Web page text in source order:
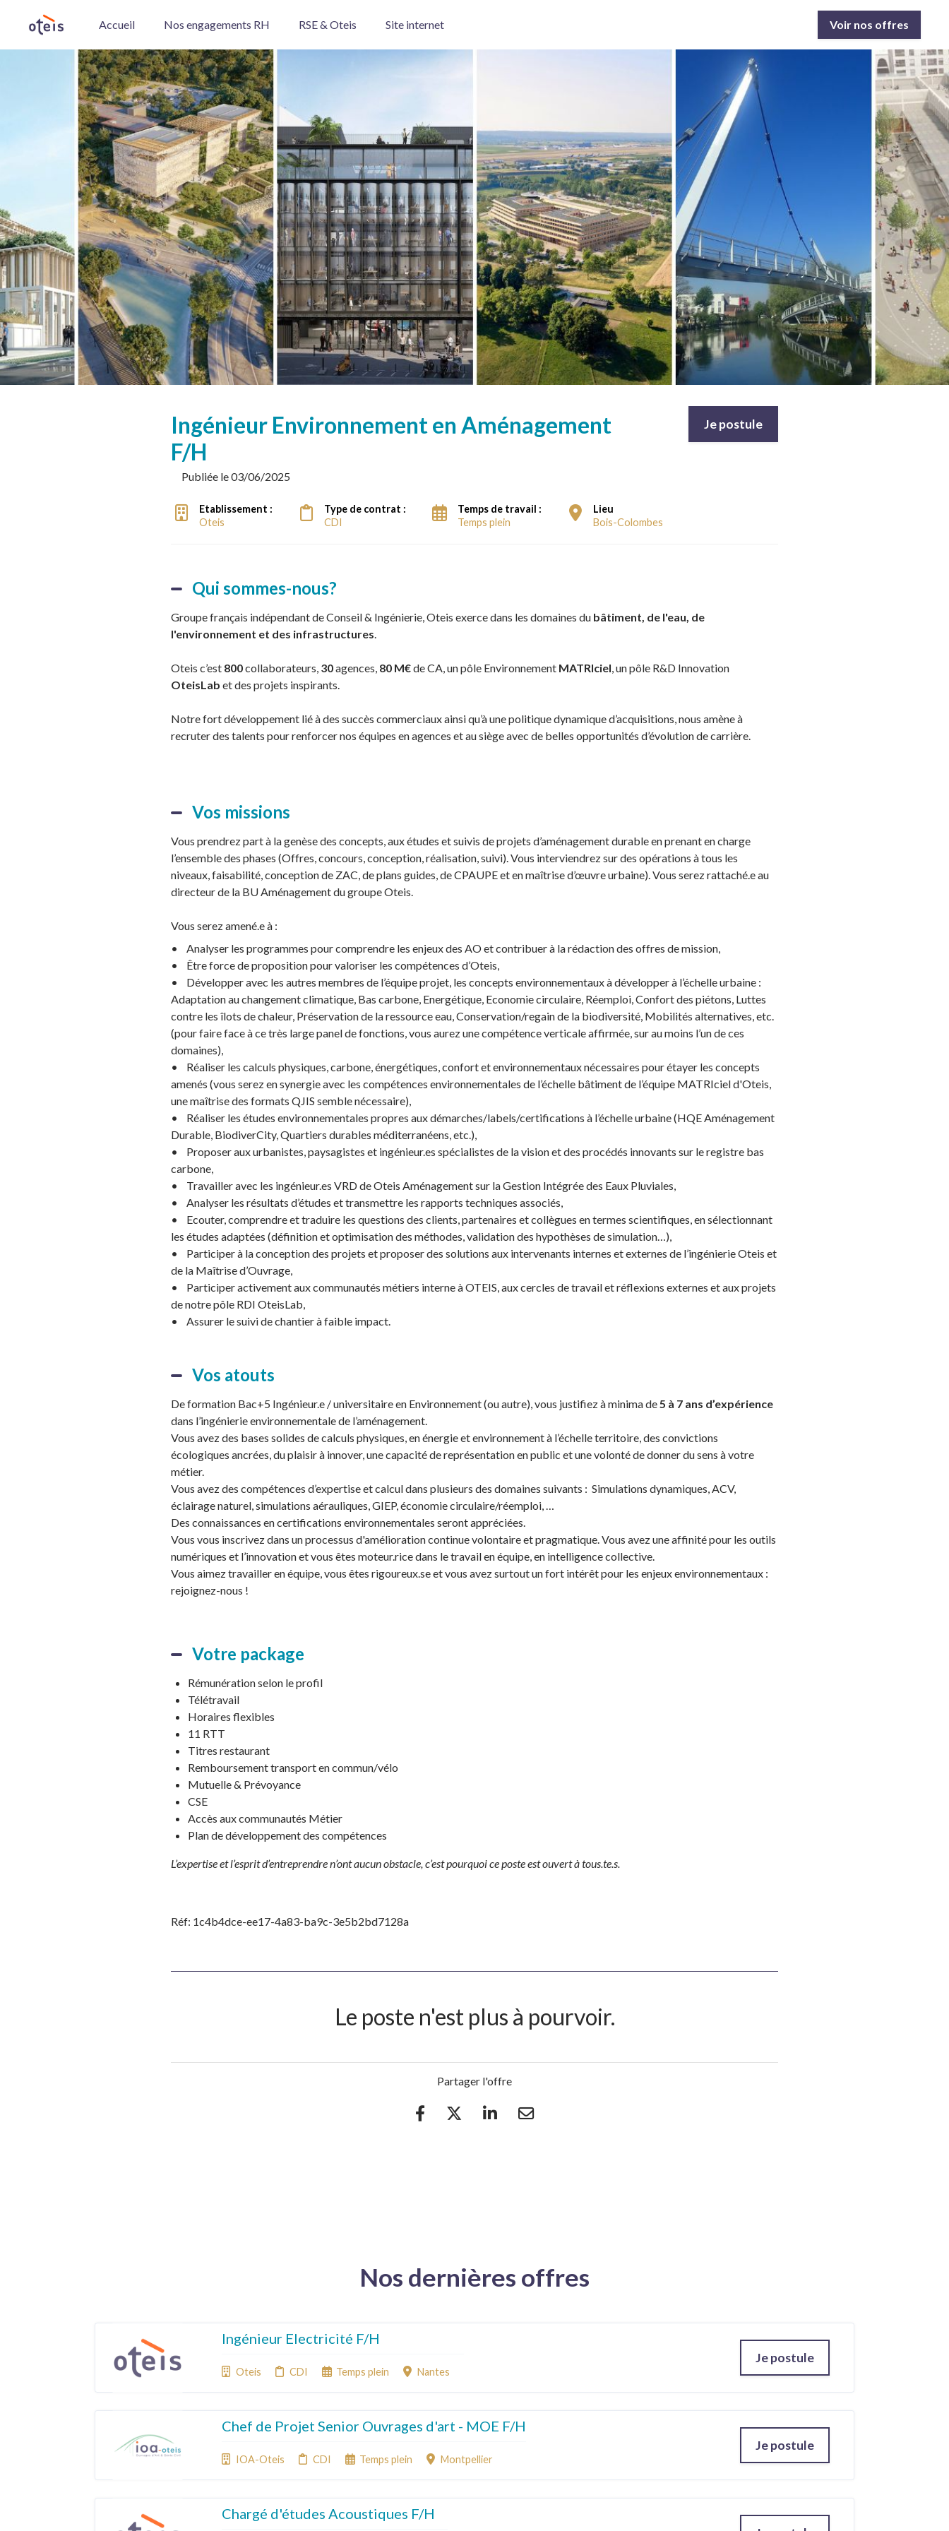
Accueil Nos engagements RH RSE & Oteis Site internet Voir nos offres
Ingénieur Environnement en Aménagement
F/H
Je postule
Publiée le 03/06/2025
Etablissement :
Oteis
Type de contrat :
CDI
Temps de travail :
Temps plein
Lieu
Bois-Colombes
Qui sommes-nous?
Groupe français indépendant de Conseil & Ingénierie, Oteis exerce dans les domaines du bâtiment, de l'eau, de
l'environnement et des infrastructures.
Oteis c’est 800collaborateurs, 30agences, 80 M€de CA, un pôle Environnement MATRIciel, un pôle R&D Innovation
OteisLab et des projets inspirants.
Notre fort développement lié à des succès commerciaux ainsi qu’à une politique dynamique d’acquisitions, nous amène à
recruter des talents pour renforcer nos équipes en agences et au siège avec de belles opportunités d’évolution de carrière.
Vos missions
Vous prendrez part à la genèse des concepts, aux études et suivis de projets d’aménagement durable en prenant en charge
l’ensemble des phases (Offres, concours, conception, réalisation, suivi). Vous interviendrez sur des opérations à tous les
niveaux, faisabilité, conception de ZAC, de plans guides, de CPAUPE et en maîtrise d’œuvre urbaine). Vous serez rattaché.e au
directeur de la BU Aménagement du groupe Oteis.
Vous serez amené.e à :
• Analyser les programmes pour comprendre les enjeux des AO et contribuer à la rédaction des offres de mission,
• Être force de proposition pour valoriser les compétences d’Oteis,
• Développer avec les autres membres de l’équipe projet, les concepts environnementaux à développer à l’échelle urbaine :
Adaptation au changement climatique, Bas carbone, Energétique, Economie circulaire, Réemploi, Confort des piétons, Luttes
contre les îlots de chaleur, Préservation de la ressource eau, Conservation/regain de la biodiversité, Mobilités alternatives, etc.
(pour faire face à ce très large panel de fonctions, vous aurez une compétence verticale affirmée, sur au moins l’un de ces
domaines),
• Réaliser les calculs physiques, carbone, énergétiques, confort et environnementaux nécessaires pour étayer les concepts
amenés (vous serez en synergie avec les compétences environnementales de l’échelle bâtiment de l’équipe MATRIciel d'Oteis,
une maîtrise des formats QJIS semble nécessaire),
• Réaliser les études environnementales propres aux démarches/labels/certifications à l’échelle urbaine (HQE Aménagement
Durable, BiodiverCity, Quartiers durables méditerranéens, etc.),
• Proposer aux urbanistes, paysagistes et ingénieur.es spécialistes de la vision et des procédés innovants sur le registre bas
carbone,
• Travailler avec les ingénieur.es VRD de Oteis Aménagement sur la Gestion Intégrée des Eaux Pluviales,
• Analyser les résultats d’études et transmettre les rapports techniques associés,
• Ecouter, comprendre et traduire les questions des clients, partenaires et collègues en termes scientifiques, en sélectionnant
les études adaptées (définition et optimisation des méthodes, validation des hypothèses de simulation…),
• Participer à la conception des projets et proposer des solutions aux intervenants internes et externes de l’ingénierie Oteis et
de la Maîtrise d’Ouvrage,
• Participer activement aux communautés métiers interne à OTEIS, aux cercles de travail et réflexions externes et aux projets
de notre pôle RDI OteisLab,
• Assurer le suivi de chantier à faible impact.
Vos atouts
De formation Bac+5 Ingénieur.e / universitaire en Environnement (ou autre), vous justifiez à minima de5 à 7 ans d’expérience
dans l’ingénierie environnementale de l’aménagement.
Vous avez des bases solides de calculs physiques, en énergie et environnement à l’échelle territoire, des convictions
écologiques ancrées, du plaisir à innover, une capacité de représentation en public et une volonté de donner du sens à votre
métier.
Vous avez des compétences d’expertise et calcul dans plusieurs des domaines suivants : Simulations dynamiques, ACV,
éclairage naturel, simulations aérauliques, GIEP, économie circulaire/réemploi, …
Des connaissances en certifications environnementales seront appréciées.
Vous vous inscrivez dans un processus d'amélioration continue volontaire et pragmatique. Vous avez une affinité pour les outils
numériques et l’innovation et vous êtes moteur.rice dans le travail en équipe, en intelligence collective.
Vous aimez travailler en équipe, vous êtes rigoureux.se et vous avez surtout un fort intérêt pour les enjeux environnementaux :
rejoignez-nous !
Votre package
Rémunération selon le profil
Télétravail
Horaires flexibles
11 RTT
Titres restaurant
Remboursement transport en commun/vélo
Mutuelle & Prévoyance
CSE
Accès aux communautés Métier
Plan de développement des compétences
L’expertise et l’esprit d’entreprendre n’ont aucun obstacle, c’est pourquoi ce poste est ouvert à tous.te.s.
Réf: 1c4b4dce-ee17-4a83-ba9c-3e5b2bd7128a
Le poste n'est plus à pourvoir.
Partager l'offre
Nos dernières offres
Ingénieur Electricité F/H
Oteis CDI Temps plein Nantes
Je postule
Chef de Projet Senior Ouvrages d'art - MOE F/H
IOA-Oteis CDI Temps plein Montpellier
Je postule
Chargé d'études Acoustiques F/H